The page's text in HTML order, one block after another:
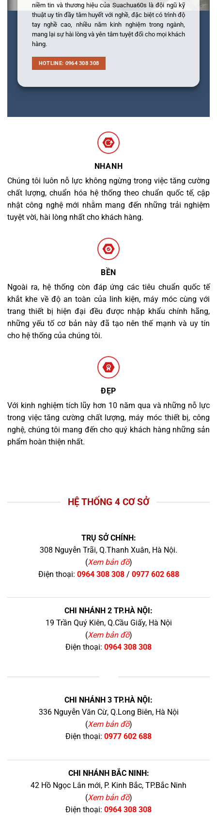
niềm tin và thương hiệu của Suachua60s là đội ngũ kỹ
thuật uy tín đầy tâm huyết với nghề, đặc biệt có trình độ
tay nghề cao, nhiều năm kinh nghiệm trong ngành,
mang lại sự hài lòng và yên tâm tuyệt đối cho mọi khách
hàng.
HOTLINE: 0964 308 308
NHANH
Chúng tôi luôn nỗ lực không ngừng trong việc tăng cường
chất lượng, chuẩn hóa hệ thống theo chuẩn quốc tế, cập
nhật công nghệ mới nhằm mang đến những trải nghiệm
tuyệt vời, hài lòng nhất cho khách hàng.
BỀN
Ngoài ra, hệ thống còn đáp ứng các tiêu chuẩn quốc tế
khắt khe về độ an toàn của linh kiện, máy móc cùng với
trang thiết bị hiện đại đều được nhập khẩu chính hãng,
những yếu tố cơ bản này đã tạo nên thế mạnh và uy tín
cho hệ thống của chúng tôi.
ĐẸP
Với kinh nghiệm tích lũy hơn 10 năm qua và những nỗ lực
trong việc tăng cường chất lượng, máy móc thiết bị, công
nghệ, chúng tôi mang đến cho quý khách hàng những sản
phẩm hoàn thiện nhất.
HỆ THỐNG 4 CƠ SỞ
TRỤ SỞ CHÍNH:
308 Nguyễn Trãi, Q.Thanh Xuân, Hà Nội.
(Xem bản đồ)
Điện thoại: 0964 308 308/ 0977 602 688
CHI NHÁNH 2 TP.HÀ NỘI:
19 Trần Quý Kiên, Q.Cầu Giấy, Hà Nội
(Xem bản đồ)
Điện thoại: 0964 308 308
CHI NHÁNH 3 TP.HÀ NỘI:
336 Nguyễn Văn Cừ, Q.Long Biên, Hà Nội
(Xem bản đồ)
Điện thoại: 0977 602 688
CHI NHÁNH BẮC NINH:
42 Hồ Ngọc Lân mới, P. Kinh Bắc, TP.Bắc Ninh
(Xem bản đồ)
Điện thoại: 0964 308 308